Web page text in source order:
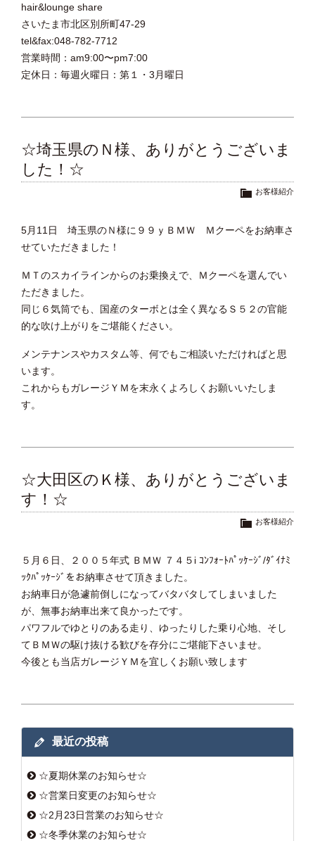
hair&lounge share
さいたま市北区別所町47-29
tel&fax:048-782-7712
営業時間：am9:00〜pm7:00
定休日：毎週火曜日：第１・3月曜日
☆埼玉県のＮ様、ありがとうございま
した！☆
お客様紹介
5月11日 埼玉県のＮ様に９９ｙＢＭＷ Ｍクーペをお納車さ
せていただきました！
ＭＴのスカイラインからのお乗換えで、Ｍクーペを選んでい
ただきました。
同じ６気筒でも、国産のターボとは全く異なるＳ５２の官能
的な吹け上がりをご堪能ください。
メンテナンスやカスタム等、何でもご相談いただければと思
います。
これからもガレージＹＭを末永くよろしくお願いいたしま
す。
☆大田区のＫ様、ありがとうございま
す！☆
お客様紹介
５月６日、２００５年式 ＢＭＷ ７４５i ｺﾝﾌｫｰﾄﾊﾟｯｹｰｼﾞ/ﾀﾞｲﾅﾐ
ｯｸﾊﾟｯｹｰｼﾞをお納車させて頂きました。
お納車日が急遽前倒しになってバタバタしてしまいました
が、無事お納車出来て良かったです。
パワフルでゆとりのある走り、ゆったりした乗り心地、そし
てＢＭＷの駆け抜ける歓びを存分にご堪能下さいませ。
今後とも当店ガレージＹＭを宜しくお願い致します
最近の投稿
☆夏期休業のお知らせ☆
☆営業日変更のお知らせ☆
☆2月23日営業のお知らせ☆
☆冬季休業のお知らせ☆